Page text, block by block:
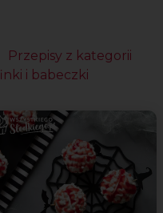
Przepisy z kategorii
i babeczki